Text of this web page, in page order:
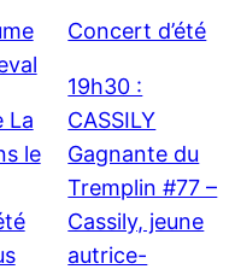
La
le
Concert d’été
19h30 :
CASSILY
Gagnante du
Tremplin #77 –
Cassily, jeune
autrice-